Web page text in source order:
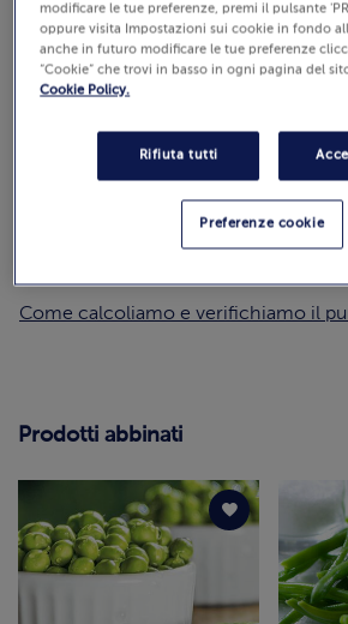
Strumenti:padella
Tempo di preparazione: 10 min
Come calcoliamo e verifichiamo il
Prodotti abbinati
modificare le tue preferenze, premi il pulsante
oppure visita Impostazioni sui cookie in fondo
anche in futuro modificare le tue preferenze
“Cookie” che trovi in basso in ogni pagina del
Cookie Policy.
Rifiuta tutti
Preferenze cookie